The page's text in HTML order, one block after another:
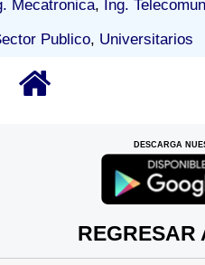
Mecatronica, Ing.
Publico, Universitarios
DESCARGA
REGRESAR